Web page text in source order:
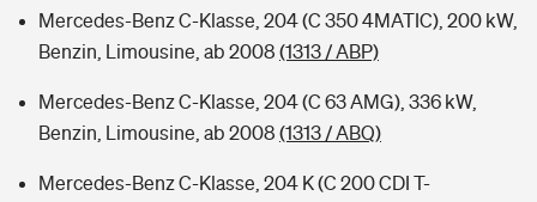
Mercedes-Benz C-Klasse, 204 (C 350 4MATIC), 200 kW,
Benzin, Limousine, ab 2008 (1313 / ABP)
Mercedes-Benz C-Klasse, 204 (C 63 AMG), 336 kW,
Benzin, Limousine, ab 2008 (1313 / ABQ)
Mercedes-Benz C-Klasse, 204 K (C 200 CDI T-